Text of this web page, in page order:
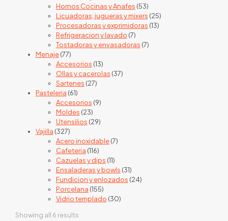
products
Hornos Cocinas y Anafes 5353
products
Licuadoras, jugueras y mixers 2525
products
Procesadoras y exprimidoras 1313
Refrigeracion y lavado 77
products
Tostadoras y envasadoras 77
Menaje 7777
products
Accesorios 1313
products
Ollas y cacerolas 3737
Sartenes 2727
Pasteleria 6161
products
Accesorios 99
Moldes 2323
products
Utensilios 2929
Vajilla 327327
products
Acero inoxidable 77
Cafeteria 116116
products
Cazuelas y dips 1111
products
Ensaladeras y bowls 3131
products
Fundicion y enlozados 2424
Porcelana 155155
products
Vidrio templado 3030
Showing all 6 results